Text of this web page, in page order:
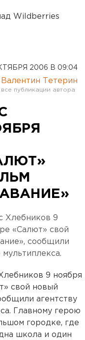
Wildberries
2006 В 09:04
Валентин Тетерин
Хлебников 9
«Салют» свой
сообщили
9 ноября
свой новый
агентству
Главному герою
городке, где
школа и один